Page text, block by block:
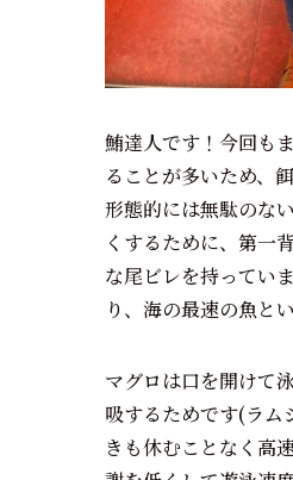
鮪達人です！今回も
ることが多いため、
形態的には無駄のな
くするために、第一
な尾ビレを持ってい
り、海の最速の魚とい
マグロは口を開けて
吸するためです(ラム
きも休むことなく高